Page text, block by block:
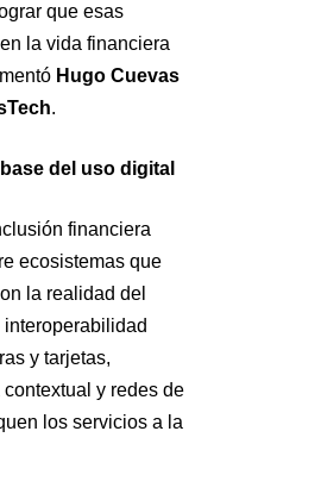
que esas
la vida financiera
Hugo Cuevas
.
del uso digital
financiera
ecosistemas que
la realidad del
y tarjetas,
y redes de
los servicios a la